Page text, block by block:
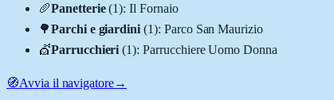
🥖Panetterie (1):Il Fornaio
🌳Parchi e giardini (1): Parco San Maurizio
💇Parrucchieri (1):Parrucchiere Uomo Donna
🧭Avvia il navigatore→